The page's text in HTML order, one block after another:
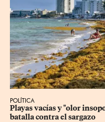
POLÍTICA
Playas vacías y "olor
batalla contra el sargazo